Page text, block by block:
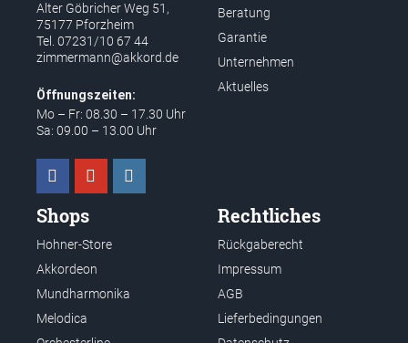
Alter Göbricher Weg 51,
75177 Pforzheim
Tel. 07231/10 67 44
zimmermann@akkord.de
Öffnungszeiten:
Mo – Fr: 08.30 – 17.30 Uhr
Sa: 09.00 – 13.00 Uhr
Beratung
Garantie
Unternehmen
Aktuelles
Shops
Hohner-Store
Akkordeon
Mundharmonika
Melodica
Rechtliches
Rückgaberecht
Impressum
AGB
Lieferbedingungen